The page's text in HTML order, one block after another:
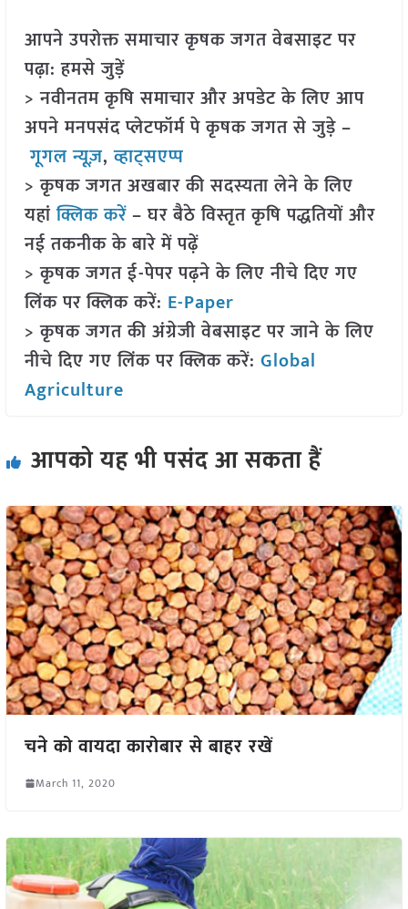
आपने उपरोक्त समाचार कृषक जगत वेबसाइट पर
पढ़ा: हमसे जुड़ें
> नवीनतम कृषि समाचार और अपडेट के लिए आप
अपने मनपसंद प्लेटफॉर्म पे कृषक जगत से जुड़े –
गूगल न्यूज़,व्हाट्सएप्प
> कृषक जगत अखबार की सदस्यता लेने के लिए
यहांक्लिक करें– घर बैठे विस्तृत कृषि पद्धतियों और
नई तकनीक के बारे में पढ़ें
> कृषक जगत ई-पेपर पढ़ने के लिए नीचे दिए गए
लिंक पर क्लिक करें: E-Paper
> कृषक जगत की अंग्रेजी वेबसाइट पर जाने के लिए
नीचे दिए गए लिंक पर क्लिक करें: Global
Agriculture
आपको यह भी पसंद आ सकता हैं
चने को वायदा कारोबार से बाहर रखें
March 11, 2020